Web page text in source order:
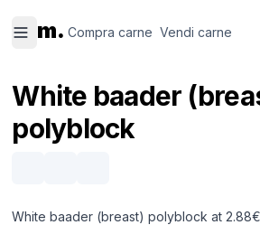
m. Compra carne Vendi carne
carne
carne
White baader
polyblock
White baader (breast) polyblock at